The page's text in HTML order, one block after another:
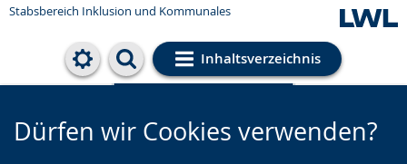
Stabsbereich Inklusion und Kommunales
Inhaltsverzeichnis
Cookie-Einstellungen
Dürfen wir Cookies verwenden?